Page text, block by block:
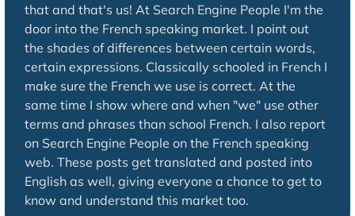
that and that's us! At Search Engine People I'm the
door into the French speaking market. I point out
the shades of differences between certain words,
certain expressions. Classically schooled in French I
make sure the French we use is correct. At the
same time I show where and when "we" use other
terms and phrases than school French. I also report
on Search Engine People on the French speaking
web. These posts get translated and posted into
English as well, giving everyone a chance to get to
know and understand this market too.